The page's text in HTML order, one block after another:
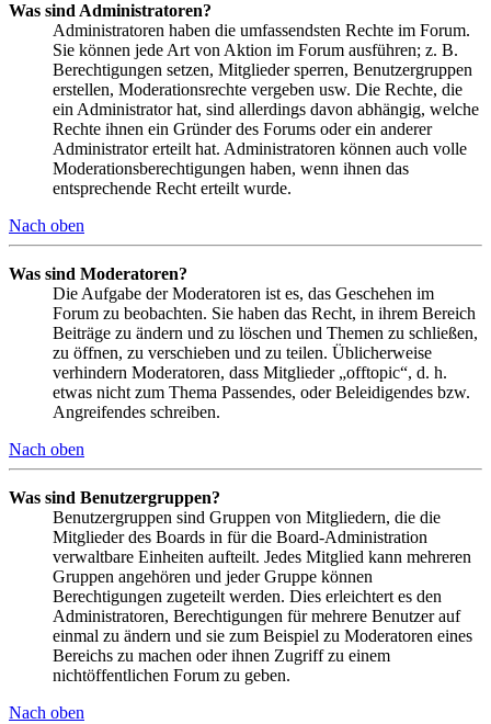
Was sind Administratoren?
Administratoren haben die umfassendsten Rechte im Forum.
Sie können jede Art von Aktion im Forum ausführen; z. B.
Berechtigungen setzen, Mitglieder sperren, Benutzergruppen
erstellen, Moderationsrechte vergeben usw. Die Rechte, die
ein Administrator hat, sind allerdings davon abhängig, welche
Rechte ihnen ein Gründer des Forums oder ein anderer
Administrator erteilt hat. Administratoren können auch volle
Moderationsberechtigungen haben, wenn ihnen das
entsprechende Recht erteilt wurde.
Nach oben
Was sind Moderatoren?
Die Aufgabe der Moderatoren ist es, das Geschehen im
Forum zu beobachten. Sie haben das Recht, in ihrem Bereich
Beiträge zu ändern und zu löschen und Themen zu schließen,
zu öffnen, zu verschieben und zu teilen. Üblicherweise
verhindern Moderatoren, dass Mitglieder „offtopic“, d. h.
etwas nicht zum Thema Passendes, oder Beleidigendes bzw.
Angreifendes schreiben.
Nach oben
Was sind Benutzergruppen?
Benutzergruppen sind Gruppen von Mitgliedern, die die
Mitglieder des Boards in für die Board-Administration
verwaltbare Einheiten aufteilt. Jedes Mitglied kann mehreren
Gruppen angehören und jeder Gruppe können
Berechtigungen zugeteilt werden. Dies erleichtert es den
Administratoren, Berechtigungen für mehrere Benutzer auf
einmal zu ändern und sie zum Beispiel zu Moderatoren eines
Bereichs zu machen oder ihnen Zugriff zu einem
nichtöffentlichen Forum zu geben.
Nach oben